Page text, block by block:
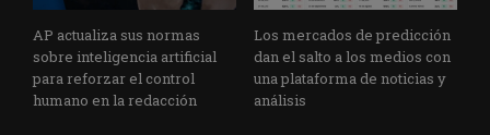
AP actualiza sus normas
sobre inteligencia artificial
para reforzar el control
humano en la redacción
Los mercados de predicción
dan el salto a los medios con
una plataforma de noticias y
análisis